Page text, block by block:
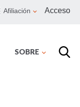
Afiliación Acceso
SOBRE